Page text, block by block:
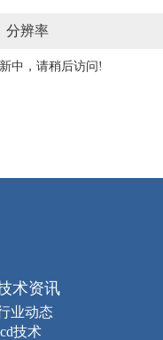
分辨率
中，请稍后访问!
术资讯
业动态
技术